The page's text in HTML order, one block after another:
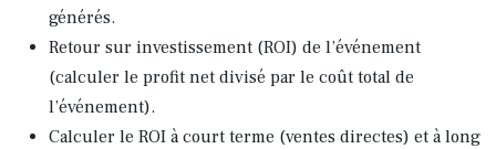
générés.
Retour sur investissement (ROI) de l’événement
(calculer le profit net divisé par le coût total de
l’événement).
Calculer le ROI à court terme (ventes directes) et à long